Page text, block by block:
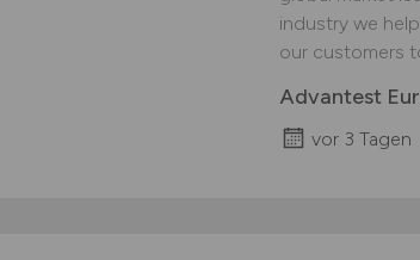
industry we
our customers
Advantest
vor 3 Tagen